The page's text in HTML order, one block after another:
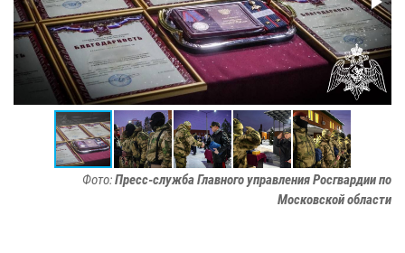
Фото:Пресс-служба Главного управления Росгвардии по
Московской области